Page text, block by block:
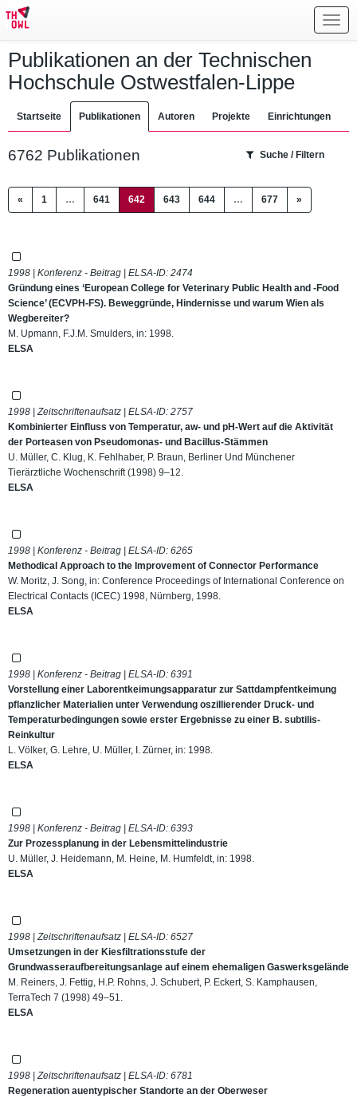
Publikationen an der Technischen
Hochschule Ostwestfalen-Lippe
Startseite Publikationen Autoren Projekte Einrichtungen
6762 Publikationen Suche / Filtern
« 1 … 641 642 (current)
643 644 … 677 »
1998 | Konferenz - Beitrag | ELSA-ID: 2474
Gründung eines ‘European College for Veterinary Public Health and -Food
Science’ (ECVPH-FS). Beweggründe, Hindernisse und warum Wien als
Wegbereiter?
M. Upmann, F.J.M. Smulders, in: 1998.
ELSA
1998 | Zeitschriftenaufsatz | ELSA-ID: 2757
Kombinierter Einfluss von Temperatur, aw- und pH-Wert auf die Aktivität
der Porteasen von Pseudomonas- und Bacillus-Stämmen
U. Müller, C. Klug, K. Fehlhaber, P. Braun, Berliner Und Münchener
Tierärztliche Wochenschrift (1998) 9–12.
ELSA
1998 | Konferenz - Beitrag | ELSA-ID: 6265
Methodical Approach to the Improvement of Connector Performance
W. Moritz, J. Song, in: Conference Proceedings of International Conference on
Electrical Contacts (ICEC) 1998, Nürnberg, 1998.
ELSA
1998 | Konferenz - Beitrag | ELSA-ID: 6391
Vorstellung einer Laborentkeimungsapparatur zur Sattdampfentkeimung
pflanzlicher Materialien unter Verwendung oszillierender Druck- und
Temperaturbedingungen sowie erster Ergebnisse zu einer B. subtilis-
Reinkultur
L. Völker, G. Lehre, U. Müller, I. Zürner, in: 1998.
ELSA
1998 | Konferenz - Beitrag | ELSA-ID: 6393
Zur Prozessplanung in der Lebensmittelindustrie
U. Müller, J. Heidemann, M. Heine, M. Humfeldt, in: 1998.
ELSA
1998 | Zeitschriftenaufsatz | ELSA-ID: 6527
Umsetzungen in der Kiesfiltrationsstufe der
Grundwasseraufbereitungsanlage auf einem ehemaligen Gaswerksgelände
M. Reiners, J. Fettig, H.P. Rohns, J. Schubert, P. Eckert, S. Kamphausen,
TerraTech 7 (1998) 49–51.
ELSA
1998 | Zeitschriftenaufsatz | ELSA-ID: 6781
Regeneration auentypischer Standorte an der Oberweser